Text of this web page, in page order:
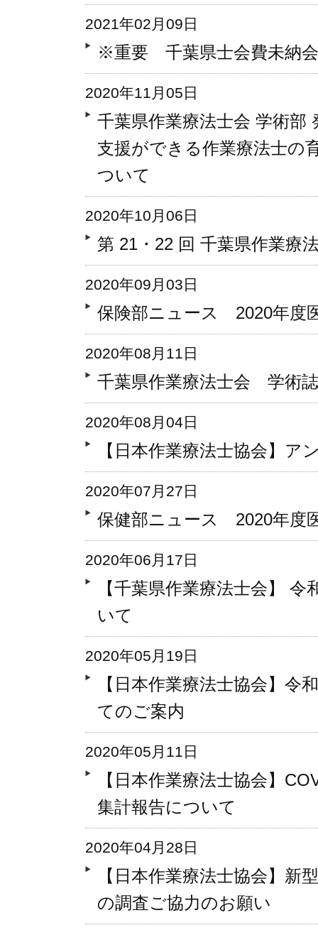
2021年02月09日
※重要 千葉県士会費未納
2020年11月05日
千葉県作業療法士会 学術部
支援ができる作業療法士の
ついて
2020年10月06日
第 21・22 回 千葉県作業療
2020年09月03日
保険部ニュース 2020年度
2020年08月11日
千葉県作業療法士会 学術
2020年08月04日
【日本作業療法士協会】ア
2020年07月27日
保健部ニュース 2020年度
2020年06月17日
【千葉県作業療法士会】
いて
2020年05月19日
【日本作業療法士協会】令
てのご案内
2020年05月11日
【日本作業療法士協会】
集計報告について
2020年04月28日
【日本作業療法士協会】
の調査ご協力のお願い